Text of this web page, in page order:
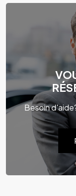
Besoin